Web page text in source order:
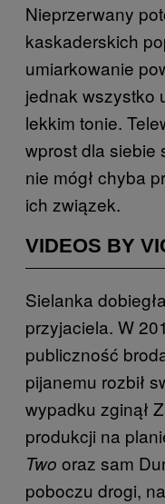
Nieprzerwany
kaskaderskich
umiarkowanie
jednak wszystko
lekkim tonie.
wprost dla siebie
nie mógł chyba
ich związek.
VIDEOS BY
Sielanka
przyjaciela. W
publiczność
pijanemu rozbił
wypadku zginął
produkcji na
Two oraz sam
poboczu drogi,